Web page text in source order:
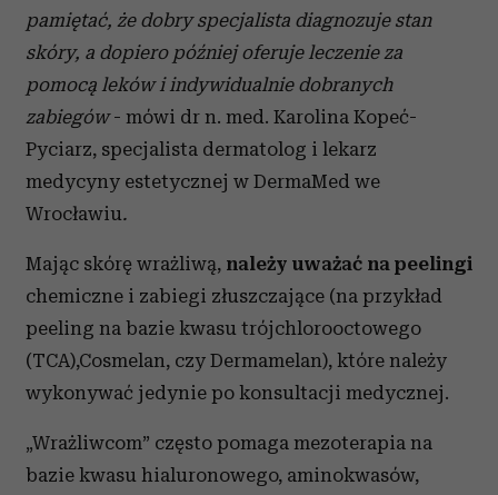
pamiętać, że dobry specjalista diagnozuje stan
skóry, a dopiero później oferuje leczenie za
pomocą leków i indywidualnie dobranych
zabiegów- mówi dr n. med. Karolina Kopeć-
Pyciarz, specjalista dermatolog i lekarz
medycyny estetycznej w DermaMed we
Wrocławiu.
Mając skórę wrażliwą, należy uważać na peelingi
chemiczne i zabiegi złuszczające (na przykład
peeling na bazie kwasu trójchlorooctowego
(TCA),Cosmelan, czy Dermamelan), które należy
wykonywać jedynie po konsultacji medycznej.
„Wrażliwcom” często pomaga mezoterapia na
bazie kwasu hialuronowego, aminokwasów,